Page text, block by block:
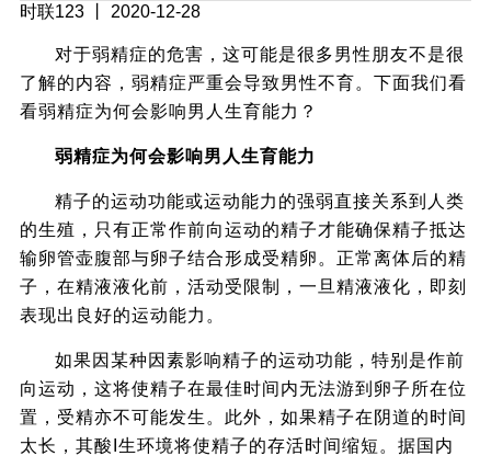
时联123丨 2020-12-28
对于弱精症的危害，这可能是很多男性朋友不是很
了解的内容，弱精症严重会导致男性不育。下面我们看
看弱精症为何会影响男人生育能力？
弱精症为何会影响男人生育能力
精子的运动功能或运动能力的强弱直接关系到人类
的生殖，只有正常作前向运动的精子才能确保精子抵达
输卵管壶腹部与卵子结合形成受精卵。正常离体后的精
子，在精液液化前，活动受限制，一旦精液液化，即刻
表现出良好的运动能力。
如果因某种因素影响精子的运动功能，特别是作前
向运动，这将使精子在最佳时间内无法游到卵子所在位
置，受精亦不可能发生。此外，如果精子在阴道的时间
太长，其酸I生环境将使精子的存活时间缩短。据国内